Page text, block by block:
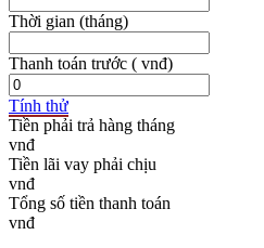
Thời gian (tháng)
Thanh toán trước ( vnđ)
Tính thử
Tiền phải trả hàng tháng
Tiền lãi vay phải chịu
Tổng số tiền thanh toán